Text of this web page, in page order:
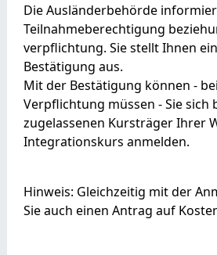
Die Ausländerbehörde
Teilnahmeberechtigung
verpflichtung. Sie stellt Ihnen
Bestätigung aus.
Mit der Bestätigung können -
Verpflichtung müssen - Sie sich
zugelassenen Kursträger Ihrer
Integrationskurs anmelden.
Hinweis: Gleichzeitig mit der
Sie auch einen Antrag auf